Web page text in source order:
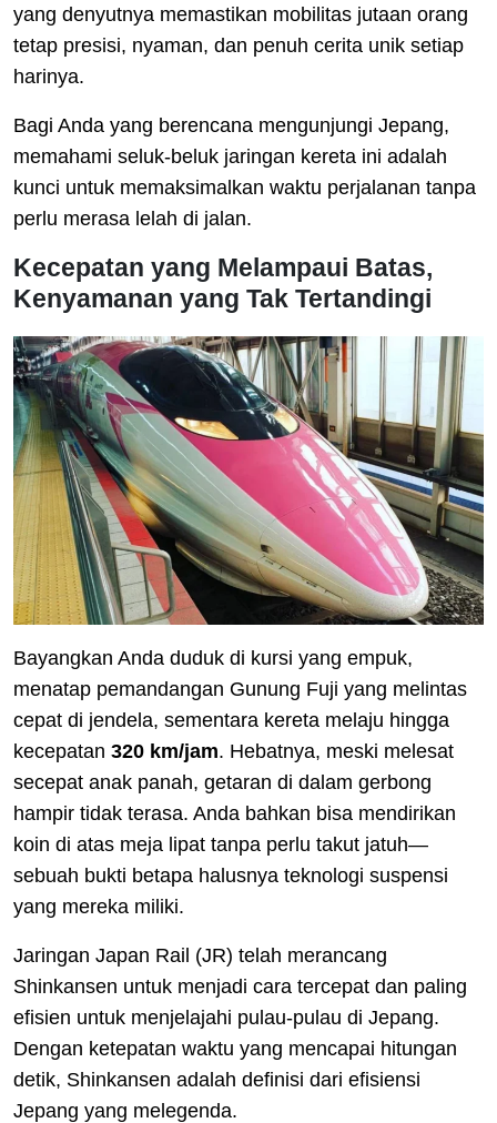
yang denyutnya memastikan mobilitas jutaan orang
tetap presisi, nyaman, dan penuh cerita unik setiap
harinya.
Bagi Anda yang berencana mengunjungi Jepang,
memahami seluk-beluk jaringan kereta ini adalah
kunci untuk memaksimalkan waktu perjalanan tanpa
perlu merasa lelah di jalan.
Kecepatan yang Melampaui Batas,
Kenyamanan yang Tak Tertandingi
Bayangkan Anda duduk di kursi yang empuk,
menatap pemandangan Gunung Fuji yang melintas
cepat di jendela, sementara kereta melaju hingga
kecepatan 320 km/jam. Hebatnya, meski melesat
secepat anak panah, getaran di dalam gerbong
hampir tidak terasa. Anda bahkan bisa mendirikan
koin di atas meja lipat tanpa perlu takut jatuh—
sebuah bukti betapa halusnya teknologi suspensi
yang mereka miliki.
Jaringan Japan Rail (JR) telah merancang
Shinkansen untuk menjadi cara tercepat dan paling
efisien untuk menjelajahi pulau-pulau di Jepang.
Dengan ketepatan waktu yang mencapai hitungan
detik, Shinkansen adalah definisi dari efisiensi
Jepang yang melegenda.